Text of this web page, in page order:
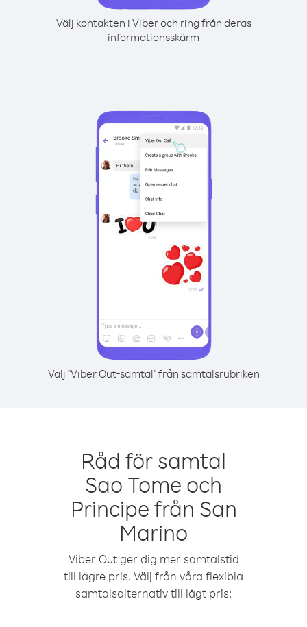
Välj kontakten i Viber och ring från deras
informationsskärm
Välj "Viber Out-samtal" från samtalsrubriken
Råd för samtal
Sao Tome och
Principe från San
Marino
Viber Out ger dig mer samtalstid
till lägre pris. Välj från våra flexibla
samtalsalternativ till lågt pris: